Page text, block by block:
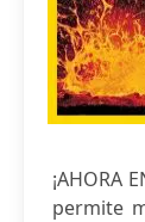
¡AHORA
permite